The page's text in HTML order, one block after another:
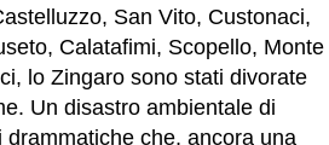
San Vito, Custonaci,
Calatafimi, Scopello, Monte
lo Zingaro sono stati divorate
Un disastro ambientale di
drammatiche che, ancora una